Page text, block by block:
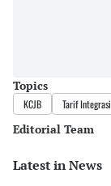
Topics
KCJB Tarif Integrasi
Editorial Team
Editor
Latest in News